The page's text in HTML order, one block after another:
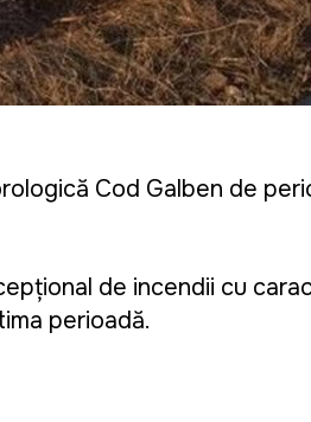
Cod Galben de
de incendii cu
perioadă.